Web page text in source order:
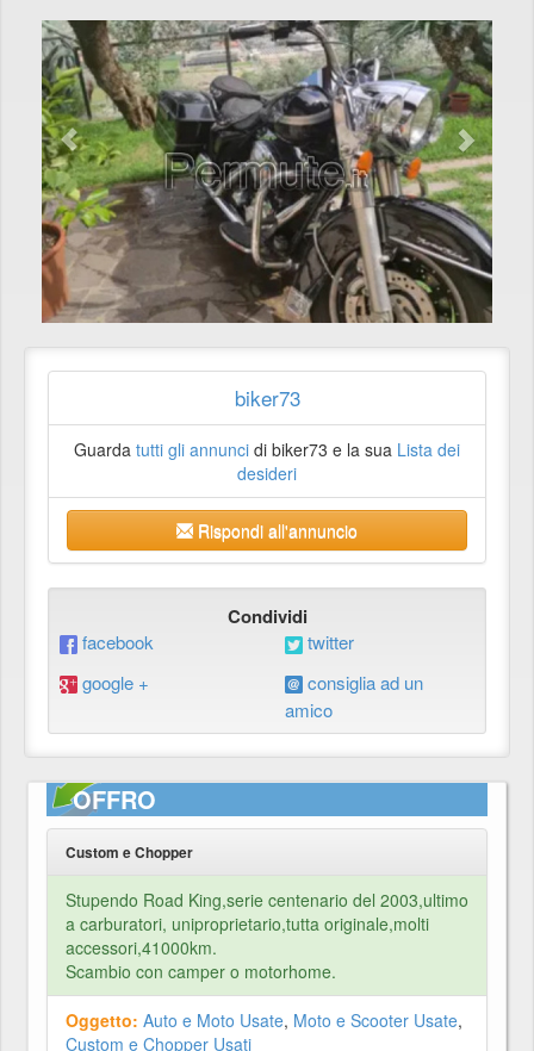
biker73
Guarda tutti gli annunci di biker73 e la sua Lista dei
desideri
Rispondi all'annuncio
Condividi
facebook
twitter
google +
consiglia ad un
amico
OFFRO
Custom e Chopper
Stupendo Road King,serie centenario del 2003,ultimo
a carburatori, uniproprietario,tutta originale,molti
accessori,41000km.
Scambio con camper o motorhome.
Oggetto: Auto e Moto Usate, Moto e Scooter Usate,
Custom e Chopper Usati